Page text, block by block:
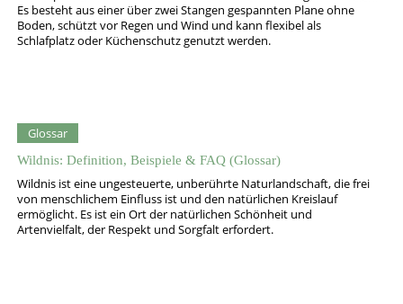
Es besteht aus einer über zwei Stangen gespannten Plane ohne
Boden, schützt vor Regen und Wind und kann flexibel als
Schlafplatz oder Küchenschutz genutzt werden.
Glossar
Wildnis: Definition, Beispiele & FAQ (Glossar)
Wildnis ist eine ungesteuerte, unberührte Naturlandschaft, die frei
von menschlichem Einfluss ist und den natürlichen Kreislauf
ermöglicht. Es ist ein Ort der natürlichen Schönheit und
Artenvielfalt, der Respekt und Sorgfalt erfordert.